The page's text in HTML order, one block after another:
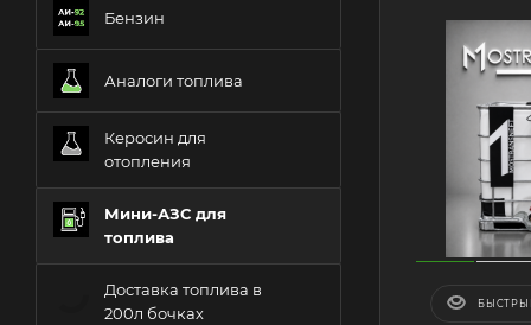
Бензин
Аналоги топлива
Керосин для
отопления
Мини-АЗС для
топлива
Доставка топлива в
200л бочках